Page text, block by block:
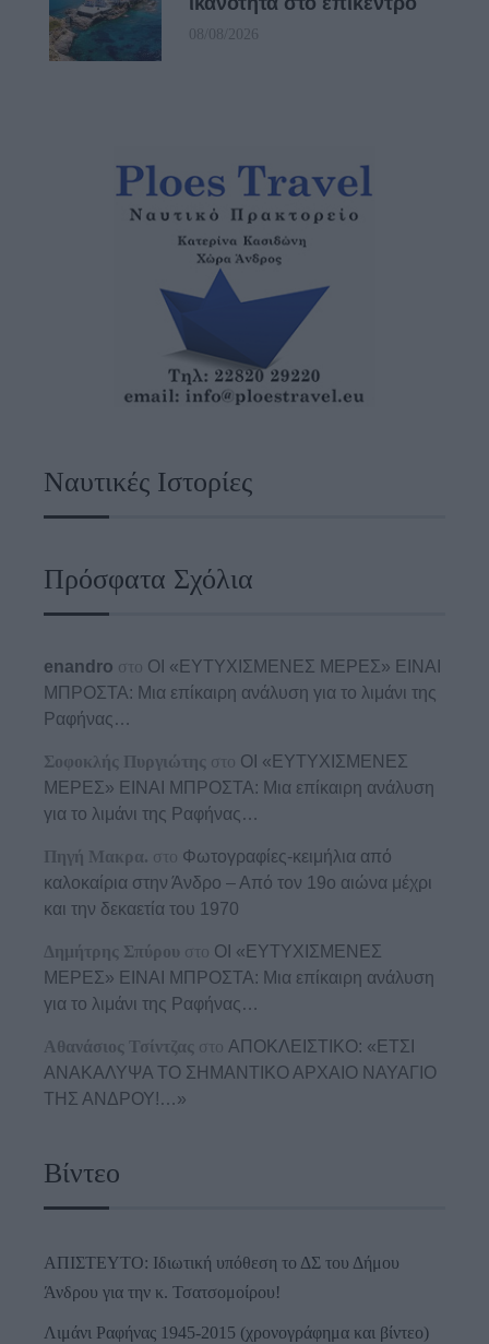
08/08/2026
Ναυτικές Ιστορίες
Πρόσφατα Σχόλια
enandro στο ΟΙ «ΕΥΤΥΧΙΣΜΕΝΕΣ ΜΕΡΕΣ» ΕΙΝΑΙ
ΜΠΡΟΣΤΑ: Μια επίκαιρη ανάλυση για το λιμάνι της
Ραφήνας…
Σοφοκλής Πυργιώτης στο ΟΙ «ΕΥΤΥΧΙΣΜΕΝΕΣ
ΜΕΡΕΣ» ΕΙΝΑΙ ΜΠΡΟΣΤΑ: Μια επίκαιρη ανάλυση
για το λιμάνι της Ραφήνας…
Πηγή Μακρα. στο Φωτογραφίες-κειμήλια από
καλοκαίρια στην Άνδρο – Από τον 19ο αιώνα μέχρι
και την δεκαετία του 1970
Δημήτρης Σπύρου στο ΟΙ «ΕΥΤΥΧΙΣΜΕΝΕΣ
ΜΕΡΕΣ» ΕΙΝΑΙ ΜΠΡΟΣΤΑ: Μια επίκαιρη ανάλυση
για το λιμάνι της Ραφήνας…
Αθανάσιος Τσίντζας στο ΑΠΟΚΛΕΙΣΤΙΚΟ: «ΕΤΣΙ
ΑΝΑΚΑΛΥΨΑ ΤΟ ΣΗΜΑΝΤΙΚΟ ΑΡΧΑΙΟ ΝΑΥΑΓΙΟ
ΤΗΣ ΑΝΔΡΟΥ!…»
Βίντεο
ΑΠΙΣΤΕΥΤΟ: Ιδιωτική υπόθεση το ΔΣ του Δήμου
Άνδρου για την κ. Τσατσομοίρου!
Λιμάνι Ραφήνας 1945-2015 (χρονογράφημα και βίντεο)